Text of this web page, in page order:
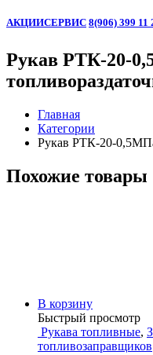
АКЦИИСЕРВИС 8(906) 399 11
Рукав РТК-20-
Главная
Категории
Рукав РТК-20-
Похожие товары
В корзину
Быстрый просмотр
Рукава топливные,
топливозаправщиков